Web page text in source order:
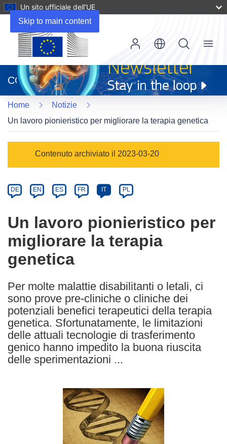
Skip to main content
Un sito ufficiale dell’UE
apre
in
una
nuova
finestra)
CORDIS
Menu
Home
Notizie
Un lavoro pionieristico per migliorare la terapia genetica
Category
Contenuto archiviato il 2023-03-20
Article
available
the
following
languages:
DE EN ES FR IT PL
Un lavoro pionieristico per
migliorare la terapia
genetica
Per molte malattie disabilitanti o letali, ci
sono prove pre-cliniche o cliniche dei
potenziali benefici terapeutici della terapia
genetica. Sfortunatamente, le limitazioni
delle attuali tecnologie di trasferimento
genico hanno impedito la buona riuscita
delle sperimentazioni ...